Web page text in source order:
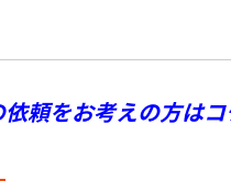
頼をお考えの方は